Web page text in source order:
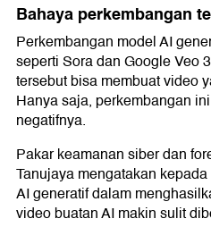
Bahaya perkembangan
Perkembangan model AI
seperti Sora dan Google Veo
tersebut bisa membuat video
Hanya saja, perkembangan
negatifnya.
Pakar keamanan siber dan
Tanujaya mengatakan
AI generatif dalam
video buatan AI makin sulit